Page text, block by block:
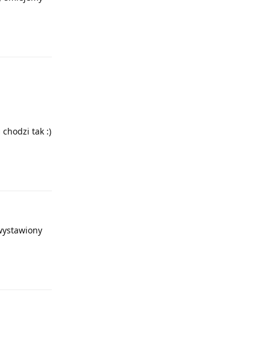
tak :)